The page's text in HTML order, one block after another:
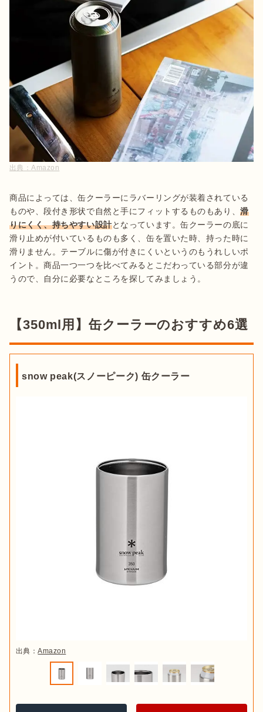
出典：Amazon
商品によっては、缶クーラーにラバーリングが装着されている
ものや、段付き形状で自然と手にフィットするものもあり、滑
りにくく、持ちやすい設計となっています。缶クーラーの底に
滑り止めが付いているものも多く、缶を置いた時、持った時に
滑りません。テーブルに傷が付きにくいというのもうれしいポ
イント。商品一つ一つを比べてみるとこだわっている部分が違
うので、自分に必要なところを探してみましょう。
【350ml用】缶クーラーのおすすめ6選
snow peak(スノーピーク) 缶クーラー
出典：Amazon